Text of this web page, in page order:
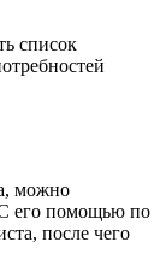
список
можно
его помощью по
после чего